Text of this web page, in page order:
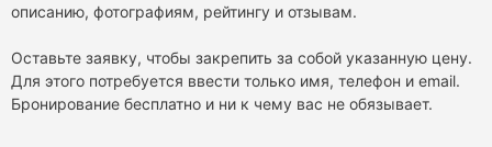
описанию, фотографиям, рейтингу и отзывам.
Оставьте заявку, чтобы закрепить за собой указанную цену.
Для этого потребуется ввести только имя, телефон и email.
Бронирование бесплатно и ни к чему вас не обязывает.